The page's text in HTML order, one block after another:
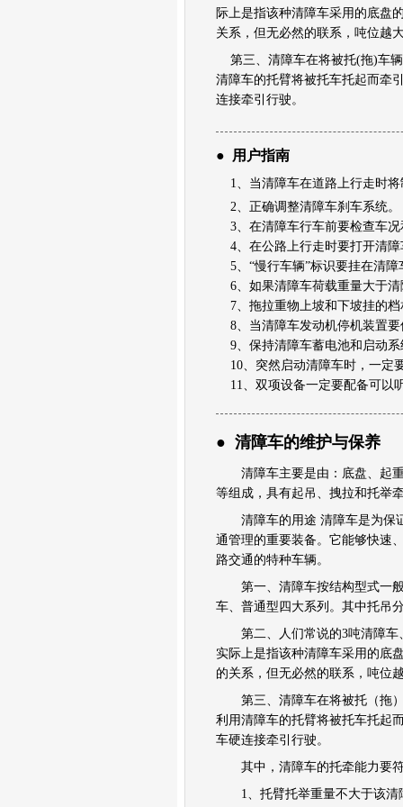
际上是指该种清障车采用的底盘
关系，但无必然的联系，吨位越
第三、清障车在将被托(拖)车
清障车的托臂将被托车托起而牵
连接牵引行驶。
● 用户指南
1、当清障车在道路上行走时
2、正确调整清障车刹车系统。
3、在清障车行车前要检查车况
4、在公路上行走时要打开清障
5、“慢行车辆”标识要挂在清障
6、如果清障车荷载重量大于清
7、拖拉重物上坡和下坡挂的档
8、当清障车发动机停机装置
9、保持清障车蓄电池和启动
10、突然启动清障车时，一定
11、双项设备一定要配备可以
● 清障车的维护与保养
清障车主要是由：底盘、起
等组成，具有起吊、拽拉和托举
清障车的用途 清障车是为保证
通管理的重要装备。它能够快速
路交通的特种车辆。
第一、清障车按结构型式一般
车、普通型四大系列。其中托吊
第二、人们常说的3吨清障车
实际上是指该种清障车采用的底
的关系，但无必然的联系，吨位
第三、清障车在将被托（拖）
利用清障车的托臂将被托车托起
车硬连接牵引行驶。
其中，清障车的托牵能力要符
1、托臂托举重量不大于该清